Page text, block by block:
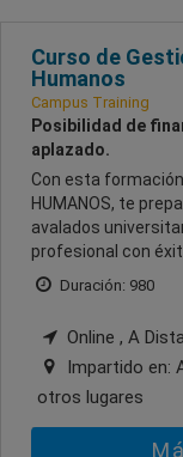
Curso de
Humanos
Campus Training
Posibilidad de
aplazado.
Con esta formación
HUMANOS, te
avalados
profesional con
Duración: 980
Online , A
Impartido en:
otros lugares